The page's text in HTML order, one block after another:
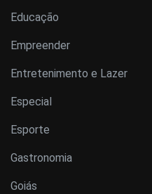
Educação
Empreender
Entretenimento e Lazer
Especial
Esporte
Gastronomia
Goiás